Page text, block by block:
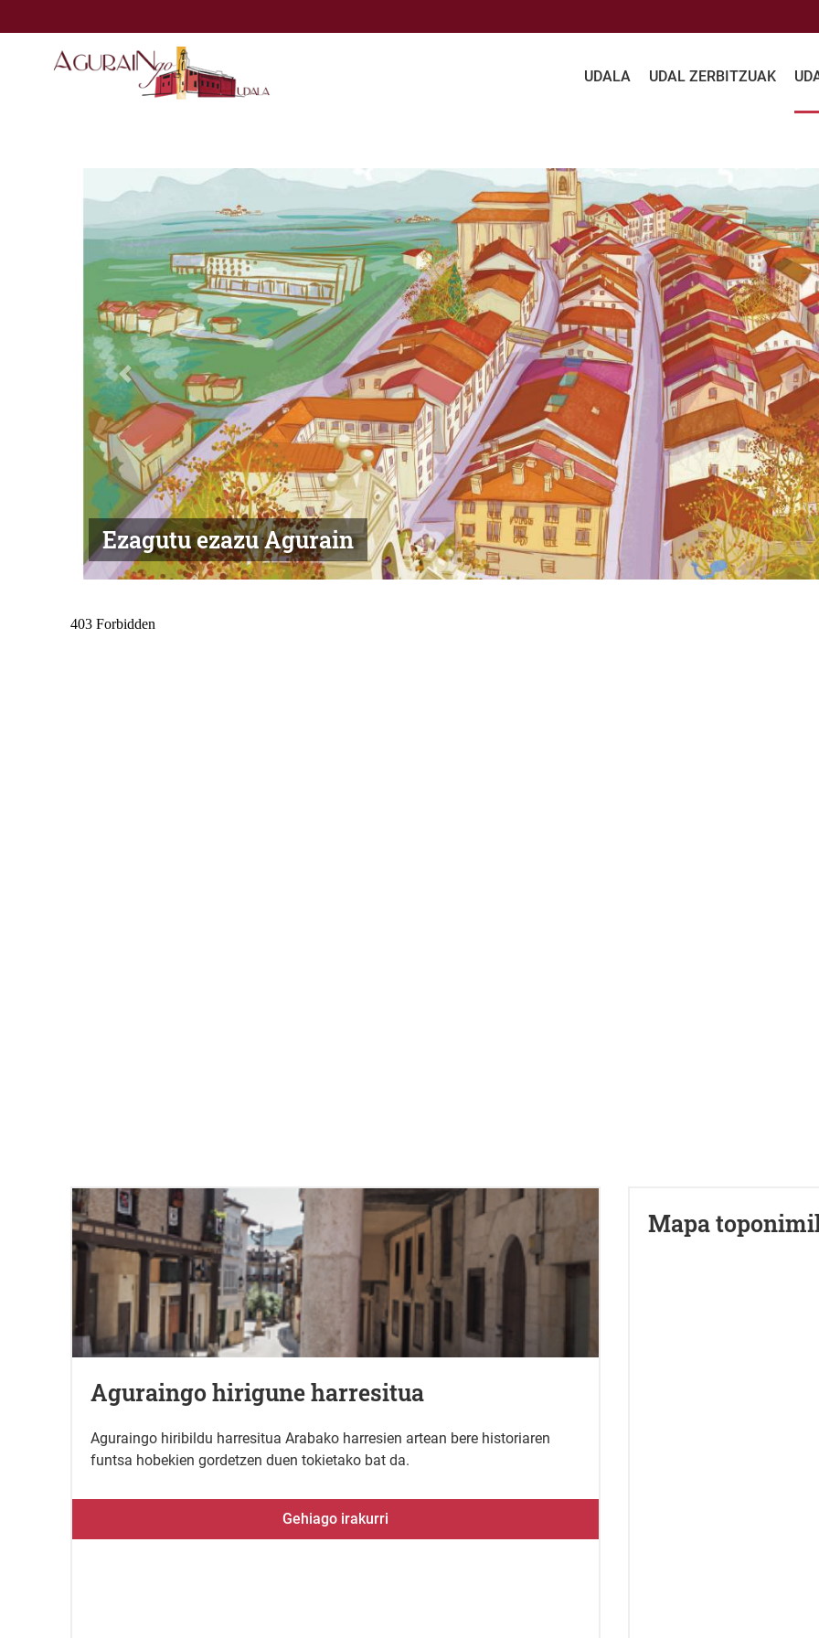
UDALA UDAL ZERBITZUAK
Ezagutu ezazu Agurain
Previous
Aguraingo hirigune harresitua
Aguraingo hiribildu harresitua Arabako harresien artean bere historiaren
funtsa hobekien gordetzen duen tokietako bat da.
Gehiago irakurri
Mapa